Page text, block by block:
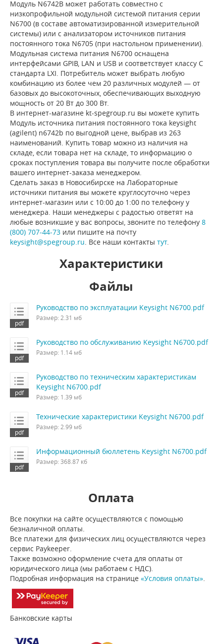
Модуль N6742B может работать совместно с
низкопрофильной модульной системой питания серии
N6700 (в составе автоматизированной измерительной
системы) или с анализатором источников питания
постоянного тока N6705 (при настольном применении).
Модульная система питания N6700 оснащена
интерфейсами GPIB, LAN и USB и соответствует классу C
стандарта LXI. Потребитель может выбрать любую
комбинацию из более чем 20 различных модулей — от
базовых до высокоточных, обеспечивающих выходную
мощность от 20 Вт до 300 Вт.
В интернет-магазине kt-spegroup.ru вы можете купить
Модуль источника питания постоянного тока keysight
(agilent) n6742b по выгодной цене, выбрав из 263
наименований. Купить товар можно из наличия на
складе, если товара нет на складе, то информацию о
сроках поступления товара вы получите после обработки
вашего интернет-заказа менеджером.
Сделать заказ в Новосибирске на Лабораторные
источники питания вы можете круглосуточно через
интернет-магазин или с 10:00 до 1:00 по телефону у
менеджера. Наши менеджеры с радостью ответят на
любые возникшие у вас вопросы, звоните по телефону 8
(800) 707-44-73 или пишите на почту
keysight@spegroup.ru. Все наши контакты тут.
Характеристики
Файлы
Руководство по эксплуатации Keysight N6700.pdf
Размер: 2.31 мб
Руководство по обслуживанию Keysight N6700.pdf
Размер: 1.14 мб
Руководство по техническим характеристикам
Keysight N6700.pdf
Размер: 1.39 мб
Технические характеристики Keysight N6700.pdf
Размер: 2.99 мб
Информационный бюллетень Keysight N6700.pdf
Размер: 368.87 кб
Оплата
Все покупки на сайте осуществляются с помощью
безналичной оплаты.
Все платежи для физических лиц осуществляются через
сервис Paykeeper.
Также возможно оформление счета для оплаты от
юридического лица (мы работаем с НДС).
Подробная информация на странице «Условия оплаты».
Банковские карты